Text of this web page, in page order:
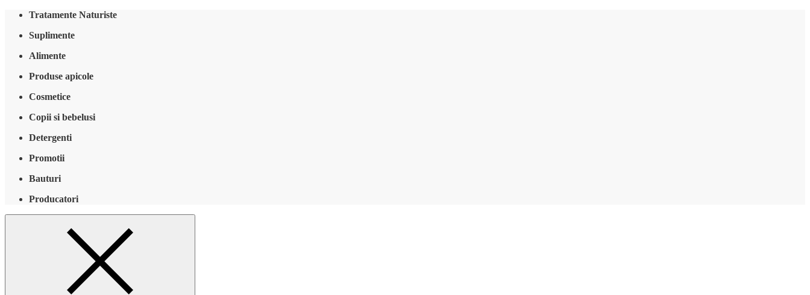
Tratamente Naturiste
Suplimente
Alimente
Produse apicole
Cosmetice
Copii si bebelusi
Detergenti
Promotii
Bauturi
Producatori